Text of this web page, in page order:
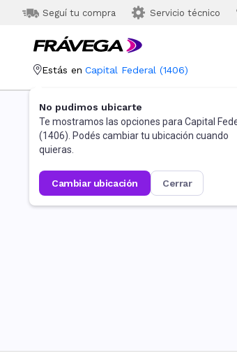
Seguí tu compra Servicio técnico
Estás en Capital Federal (1406)
No pudimos ubicarte
Te mostramos las opciones para Capital
(1406). Podés cambiar tu ubicación cuando
quieras.
cambiar ubicación cerrar